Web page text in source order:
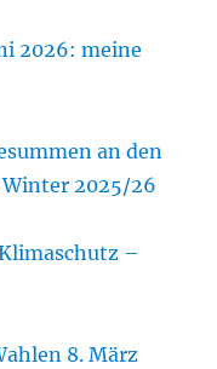
2026: meine
an den
Winter 2025/26
–
8. März